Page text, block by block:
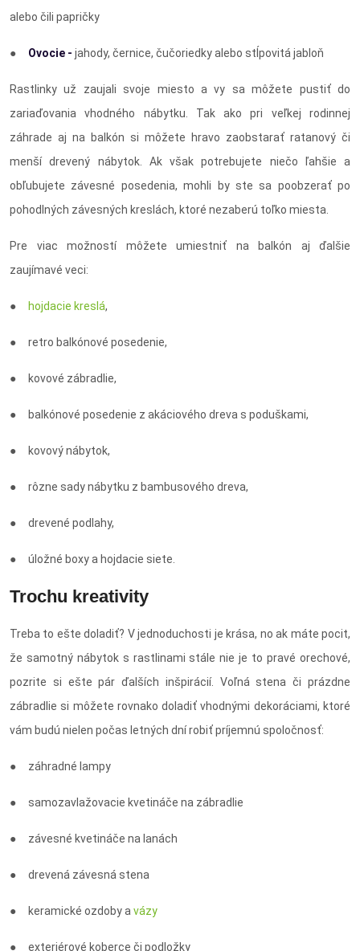
alebo čili papričky
● Ovocie - jahody, černice, čučoriedky alebo stĺpovitá jabloň
Rastlinky už zaujali svoje miesto a vy sa môžete pustiť do
zariaďovania vhodného nábytku. Tak ako pri veľkej rodinnej
záhrade aj na balkón si môžete hravo zaobstarať ratanový či
menší drevený nábytok. Ak však potrebujete niečo ľahšie a
obľubujete závesné posedenia, mohli by ste sa poobzerať po
pohodlných závesných kreslách, ktoré nezaberú toľko miesta.
Pre viac možností môžete umiestniť na balkón aj ďalšie
zaujímavé veci:
● hojdacie kreslá,
● retro balkónové posedenie,
● kovové zábradlie,
● balkónové posedenie z akáciového dreva s poduškami,
● kovový nábytok,
● rôzne sady nábytku z bambusového dreva,
● drevené podlahy,
● úložné boxy a hojdacie siete.
Trochu kreativity
Treba to ešte doladiť? V jednoduchosti je krása, no ak máte pocit,
že samotný nábytok s rastlinami stále nie je to pravé orechové,
pozrite si ešte pár ďalších inšpirácií. Voľná stena či prázdne
zábradlie si môžete rovnako doladiť vhodnými dekoráciami, ktoré
vám budú nielen počas letných dní robiť príjemnú spoločnosť:
● záhradné lampy
● samozavlažovacie kvetináče na zábradlie
● závesné kvetináče na lanách
● drevená závesná stena
● keramické ozdoby a vázy
● exteriérové koberce či podložky